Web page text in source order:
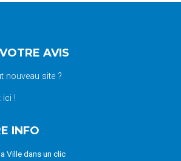
AVIS
nouveau site ?
ici !
INFO
Ville dans un clic